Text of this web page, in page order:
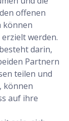
offenen
können
werden.
darin,
Partnern
teilen und
können
auf ihre